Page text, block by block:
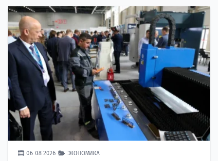
06-08-2026 ЭКОНОМИКА